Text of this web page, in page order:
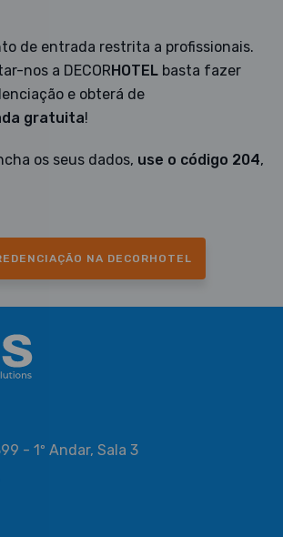
de entrada restrita a profissionais.
nos a DECORHOTEL basta fazer
e obterá de
gratuita!
os seus dados, use o código 204,
NA DECORHOTEL
- 1º Andar, Sala 3